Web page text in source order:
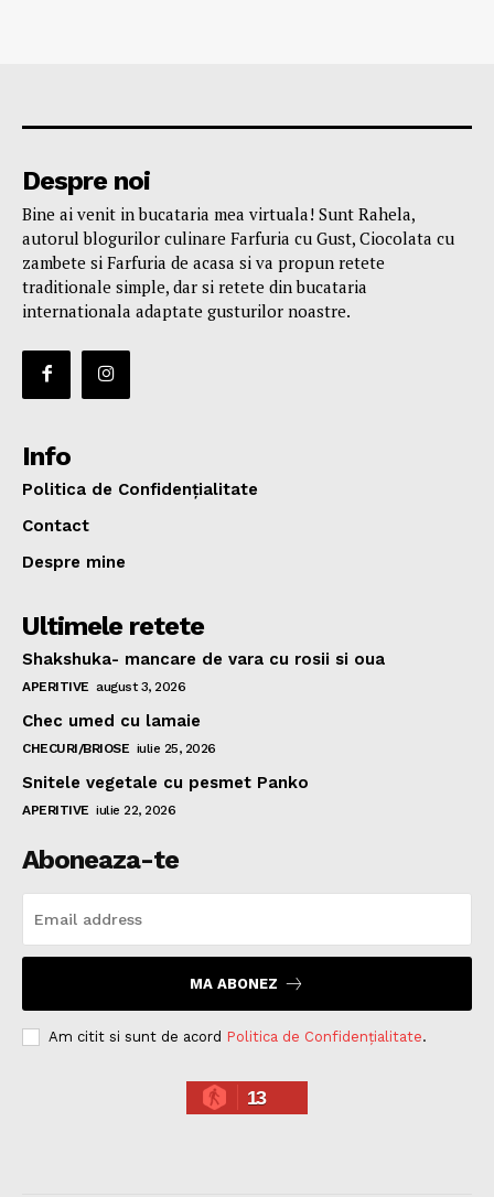
Despre noi
Bine ai venit in bucataria mea virtuala! Sunt Rahela,
autorul blogurilor culinare Farfuria cu Gust, Ciocolata cu
zambete si Farfuria de acasa si va propun retete
traditionale simple, dar si retete din bucataria
internationala adaptate gusturilor noastre.
Info
Politica de Confidențialitate
Contact
Despre mine
Ultimele retete
Shakshuka- mancare de vara cu rosii si oua
APERITIVE august 3, 2026
Chec umed cu lamaie
CHECURI/BRIOSE iulie 25, 2026
Snitele vegetale cu pesmet Panko
APERITIVE iulie 22, 2026
Aboneaza-te
MA ABONEZ
Am citit si sunt de acord Politica de Confidențialitate.
13